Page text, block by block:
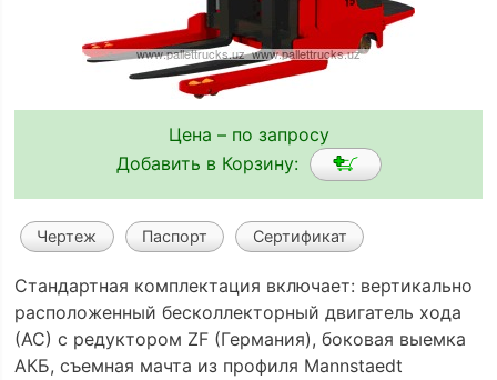
Цена – по запросу
Добавить в Корзину:
Чертеж Паспорт Сертификат
Стандартная комплектация включает: вертикально
расположенный бесколлекторный двигатель хода
(АС) с редуктором ZF (Германия), боковая выемка
АКБ, съемная мачта из профиля Mannstaedt